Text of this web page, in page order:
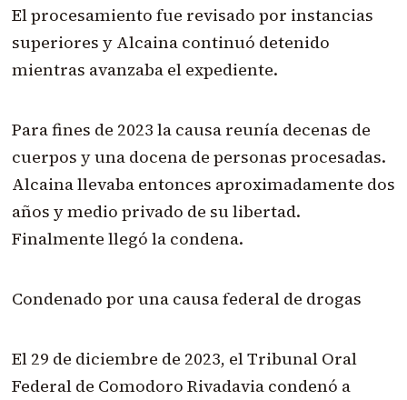
El procesamiento fue revisado por instancias
superiores y Alcaina continuó detenido
mientras avanzaba el expediente.
Para fines de 2023 la causa reunía decenas de
cuerpos y una docena de personas procesadas.
Alcaina llevaba entonces aproximadamente dos
años y medio privado de su libertad.
Finalmente llegó la condena.
Condenado por una causa federal de drogas
El 29 de diciembre de 2023, el Tribunal Oral
Federal de Comodoro Rivadavia condenó a